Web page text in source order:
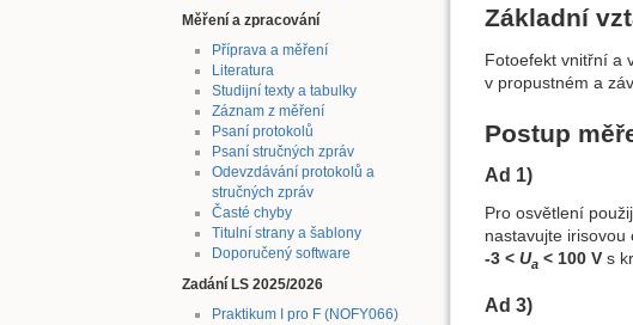
Měření a zpracování
Příprava a měření
Literatura
Studijní texty a tabulky
Záznam z měření
Psaní protokolů
Psaní stručných zpráv
Odevzdávání protokolů a
stručných zpráv
Časté chyby
Titulní strany a šablony
Doporučený software
Zadání LS 2025/2026
Praktikum I pro F (NOFY066)
Základní
Fotoefekt vnitřní a
v propustném a
Postup
Ad 1)
Pro osvětlení
nastavujte
-3 < Ua < 100 V s
Ad 3)